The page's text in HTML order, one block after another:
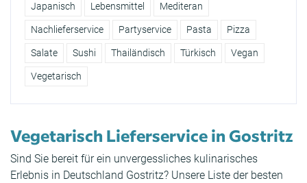
Japanisch Lebensmittel Mediteran
Nachlieferservice Partyservice Pasta Pizza
Salate Sushi Thailändisch Türkisch Vegan
Vegetarisch
Vegetarisch Lieferservice in Gostritz
Sind Sie bereit für ein unvergessliches kulinarisches
Erlebnis in Deutschland Gostritz? Unsere Liste der besten